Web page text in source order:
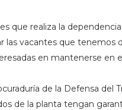
que realiza la
las vacantes que tenemos
en mantenerse en
de la Defensa del
de la planta tengan